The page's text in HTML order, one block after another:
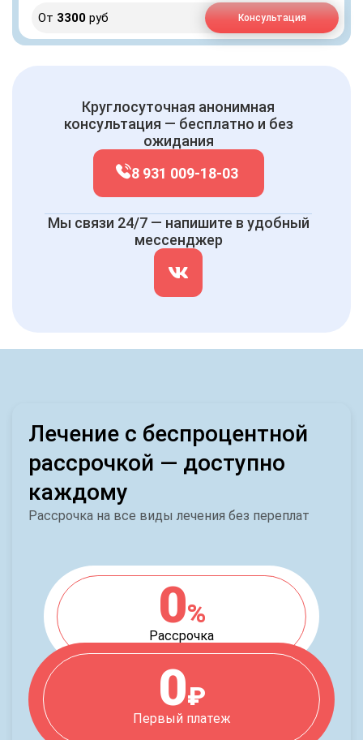
От 3300 руб Консультация
Круглосуточная анонимная
консультация — бесплатно и без
ожидания
8 931 009-18-03
Мы связи 24/7 — напишите в удобный
мессенджер
Лечение с беспроцентной
рассрочкой — доступно
каждому
Рассрочка на все виды лечения без переплат
0%
Рассрочка
0₽
Первый платеж